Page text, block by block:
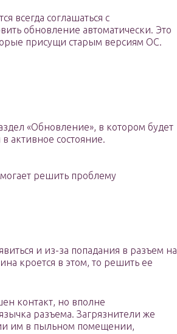
всегда соглашаться с
обновление автоматически. Это
присущи старым версиям ОС.
«Обновление», в котором будет
активное состояние.
решить проблему
и из-за попадания в разъем на
кроется в этом, то решить ее
контакт, но вполне
разъема. Загрязнители же
им в пыльном помещении,